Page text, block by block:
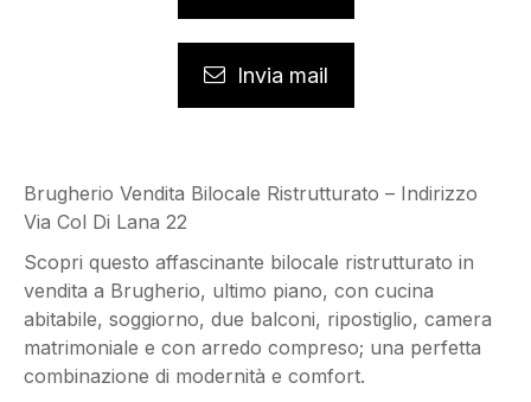
Invia mail
Brugherio Vendita Bilocale Ristrutturato – Indirizzo
Via Col Di Lana 22
Scopri questo affascinante bilocale ristrutturato in
vendita a Brugherio, ultimo piano, con cucina
abitabile, soggiorno, due balconi, ripostiglio, camera
matrimoniale e con arredo compreso; una perfetta
combinazione di modernità e comfort.